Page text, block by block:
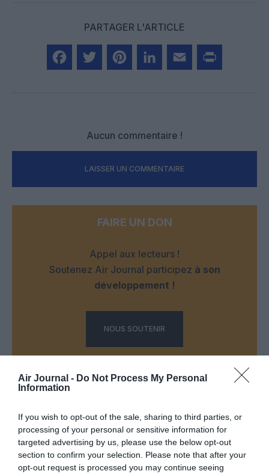
Air Journal - Do Not Process My Personal
Information
If you wish to opt-out of the sale, sharing to third parties, or
processing of your personal or sensitive information for
targeted advertising by us, please use the below opt-out
section to confirm your selection. Please note that after your
opt-out request is processed you may continue seeing
PARTAGER L'ARTICLE
Aucun commentaire !
LAISSER UN COMMENTAIRE
FAIRE UN DON
Appel aux lecteurs !
Soutenez Air Journal participez à son
développement !
NOUS SOUTENIR
DERNIERS COMMENTAIRES